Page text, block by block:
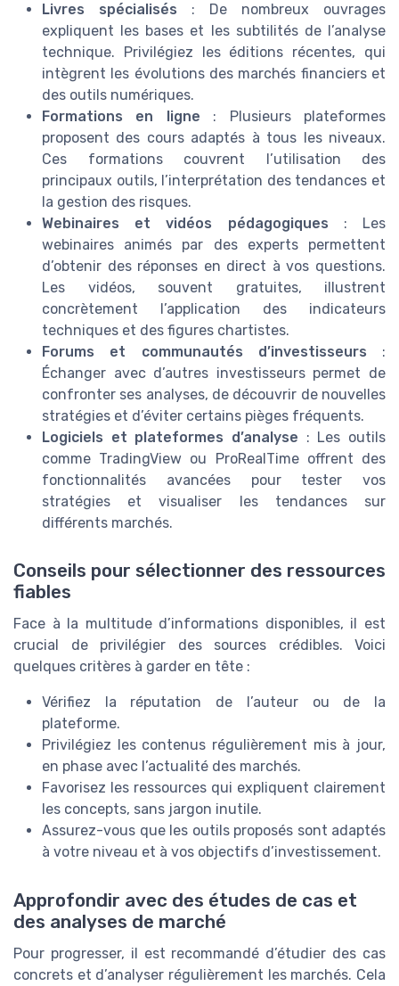
Livres spécialisés : De nombreux ouvrages
expliquent les bases et les subtilités de l’analyse
technique. Privilégiez les éditions récentes, qui
intègrent les évolutions des marchés financiers et
des outils numériques.
Formations en ligne : Plusieurs plateformes
proposent des cours adaptés à tous les niveaux.
Ces formations couvrent l’utilisation des
principaux outils, l’interprétation des tendances et
la gestion des risques.
Webinaires et vidéos pédagogiques : Les
webinaires animés par des experts permettent
d’obtenir des réponses en direct à vos questions.
Les vidéos, souvent gratuites, illustrent
concrètement l’application des indicateurs
techniques et des figures chartistes.
Forums et communautés d’investisseurs :
Échanger avec d’autres investisseurs permet de
confronter ses analyses, de découvrir de nouvelles
stratégies et d’éviter certains pièges fréquents.
Logiciels et plateformes d’analyse : Les outils
comme TradingView ou ProRealTime offrent des
fonctionnalités avancées pour tester vos
stratégies et visualiser les tendances sur
différents marchés.
Conseils pour sélectionner des ressources
fiables
Face à la multitude d’informations disponibles, il est
crucial de privilégier des sources crédibles. Voici
quelques critères à garder en tête :
Vérifiez la réputation de l’auteur ou de la
plateforme.
Privilégiez les contenus régulièrement mis à jour,
en phase avec l’actualité des marchés.
Favorisez les ressources qui expliquent clairement
les concepts, sans jargon inutile.
Assurez-vous que les outils proposés sont adaptés
à votre niveau et à vos objectifs d’investissement.
Approfondir avec des études de cas et
des analyses de marché
Pour progresser, il est recommandé d’étudier des cas
concrets et d’analyser régulièrement les marchés. Cela